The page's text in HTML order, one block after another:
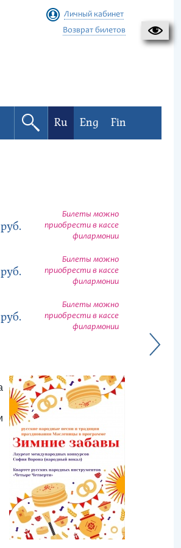
Личный кабинет
Возврат билетов
Ru Eng Fin
руб.
Билеты можно
приобрести в кассе
филармонии
руб.
Билеты можно
приобрести в кассе
филармонии
руб.
Билеты можно
приобрести в кассе
филармонии